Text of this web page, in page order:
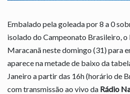
Embalado pela goleada por 8 a 0
isolado do Campeonato Brasileiro, o
Maracanã neste domingo (31) para
aparece na metade de baixo da
Janeiro a partir das 16h (horário de
com transmissão ao vivo da Rádio